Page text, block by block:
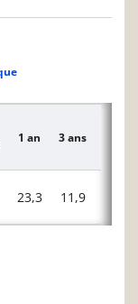
1 an 3 ans
23,3 11,9